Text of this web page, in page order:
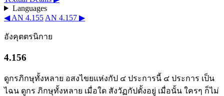
Languages
◀ AN 4.155 AN 4.157 ▶
อังคุตตรนิกาย
4.156
ดูกรภิกษุทั้งหลาย อสงไขยแห่งกัป ๔ ประการนี้ ๔ ประการ เป็น
ไฉน ดูกร ภิกษุทั้งหลาย เมื่อใด สังวัฏกัปตั้งอยู่ เมื่อนั้น ใครๆ ก็ไม่